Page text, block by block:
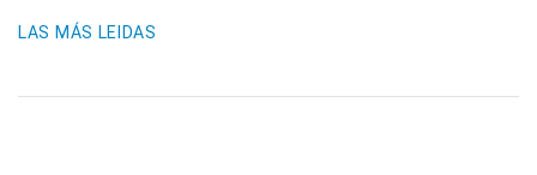
LAS MÁS LEIDAS